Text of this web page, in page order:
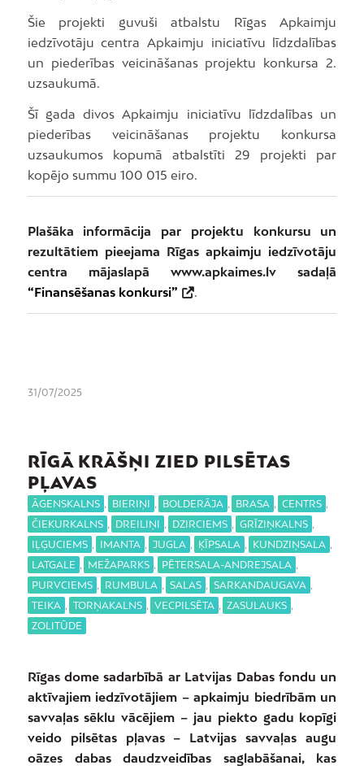
Šie projekti guvuši atbalstu Rīgas Apkaimju
iedzīvotāju centra Apkaimju iniciatīvu līdzdalības
un piederības veicināšanas projektu konkursa 2.
uzsaukumā.
Šī gada divos Apkaimju iniciatīvu līdzdalības un
piederības veicināšanas projektu konkursa
uzsaukumos kopumā atbalstīti 29 projekti par
kopējo summu 100 015 eiro.
Plašāka informācija par projektu konkursu un
rezultātiem pieejama Rīgas apkaimju iedzīvotāju
centra mājaslapā www.apkaimes.lv sadaļā
“Finansēšanas konkursi”
.
31/07/2025
RĪGĀ KRĀŠŅI ZIED PILSĒTAS
PĻAVAS
ĀGENSKALNS , BIERIŅI , BOLDERĀJA , BRASA , CENTRS ,
ČIEKURKALNS , DREILIŅI , DZIRCIEMS , GRĪZIŅKALNS ,
IĻĢUCIEMS , IMANTA , JUGLA , ĶĪPSALA , KUNDZIŅSALA ,
LATGALE , MEŽAPARKS , PĒTERSALA-ANDREJSALA ,
PURVCIEMS , RUMBULA , SALAS , SARKANDAUGAVA ,
TEIKA , TORŅAKALNS , VECPILSĒTA , ZASULAUKS ,
ZOLITŪDE
Rīgas dome sadarbībā ar Latvijas Dabas fondu un
aktīvajiem iedzīvotājiem – apkaimju biedrībām un
savvaļas sēklu vācējiem – jau piekto gadu kopīgi
veido pilsētas pļavas – Latvijas savvaļas augu
oāzes dabas daudzveidības saglabāšanai, kas